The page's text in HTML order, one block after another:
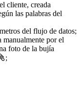
cliente, creada
las palabras del
del flujo de datos;
manualmente por el
foto de la bujía
;